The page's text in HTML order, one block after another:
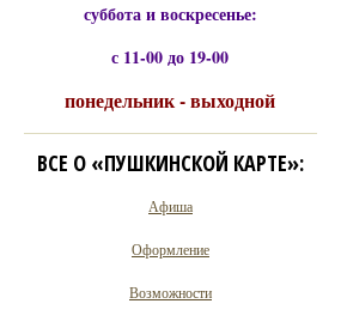
суббота и воскресенье:
с 11-00 до 19-00
понедельник - выходной
ВСЕ О «ПУШКИНСКОЙ КАРТЕ»:
Афиша
Оформление
Возможности